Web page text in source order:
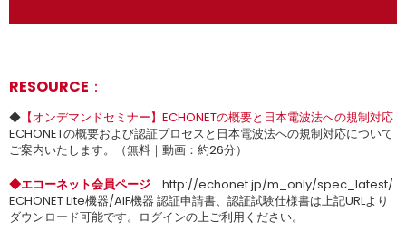
RESOURCE：
◆ 【オンデマンドセミナー】ECHONETの概要と日本電波法への規制対応
ECHONETの概要および認証プロセスと日本電波法への規制対応について
ご案内いたします。（無料｜動画：約26分）
◆エコーネット会員ページ http://echonet.jp/m_only/spec_latest/
ECHONET Lite機器/AIF機器 認証申請書、認証試験仕様書は上記URLより
ダウンロード可能です。ログインの上ご利用ください。